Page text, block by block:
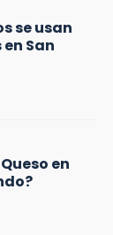
se usan
San
en